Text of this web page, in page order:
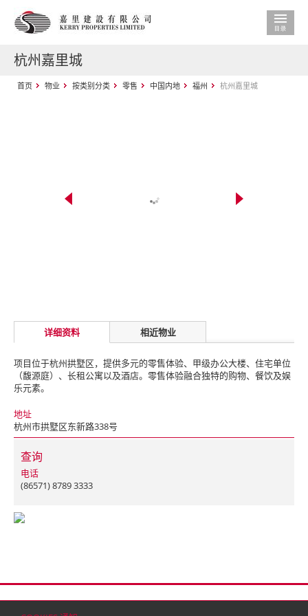
杭州嘉里城
首页 物业 按类别分类 零售 中国内地 福州 杭州嘉里城
详细资料 相近物业
项目位于杭州拱墅区，提供多元的零售体验、甲级办公大楼、住宅单位
（馥源庭）、长租公寓以及酒店。 零售体验融合独特的购物、餐饮及娱
乐元素。
地址
杭州市拱墅区东新路338号
查询
电话
(86571) 8789 3333